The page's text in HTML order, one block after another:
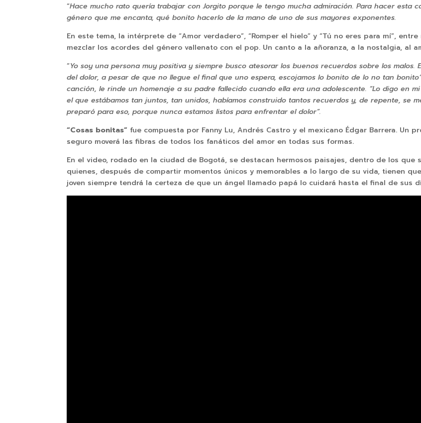
“Hace mucho rato quería trabajar con Jorgito porque le tengo mucha admiración. Para hacer esta
género que me encanta, qué bonito hacerlo de la mano de uno de sus mayores exponentes.
En este tema, la intérprete de “Amor verdadero”, “Romper el hielo” y “Tú no eres para mí”,
mezclar los acordes del género vallenato con el pop. Un canto a la añoranza, a la nostalgia, al
“Yo soy una persona muy positiva y siempre busco atesorar los buenos recuerdos sobre los
del dolor, a pesar de que no llegue el final que uno espera, escojamos lo bonito de lo no tan
canción, le rinde un homenaje a su padre fallecido cuando ella era una adolescente. “Lo digo en
el que estábamos tan juntos, tan unidos, habíamos construido tantos recuerdos y, de repente, se
preparó para eso, porque nunca estamos listos para enfrentar el dolor”.
“Cosas bonitas” fue compuesta por Fanny Lu, Andrés Castro y el mexicano Édgar Barrera. Un
seguro moverá las fibras de todos los fanáticos del amor en todas sus formas.
En el video, rodado en la ciudad de Bogotá, se destacan hermosos paisajes, dentro de los
quienes, después de compartir momentos únicos y memorables a lo largo de su vida, tienen
joven siempre tendrá la certeza de que un ángel llamado papá lo cuidará hasta el final de sus